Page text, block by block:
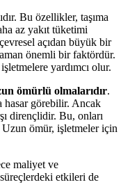
Bu özellikler, taşıma
az yakıt tüketimi
açıdan büyük bir
önemli bir faktördür.
yardımcı olur.
ömürlü olmalarıdır.
hasar görebilir. Ancak
dirençlidir. Bu, onları
ömür, işletmeler için
maliyet ve
etkileri de